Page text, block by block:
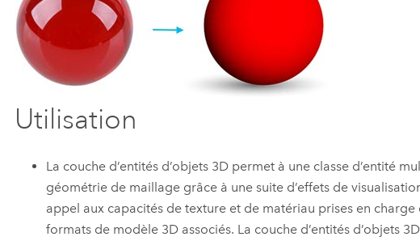
Utilisation
La couche d’entités d’objets 3D permet à une classe d’entité
géométrie de maillage grâce à une suite d’effets de
appel aux capacités de texture et de matériau prises en charge
formats de modèle 3D associés. La couche d’entités d’objets